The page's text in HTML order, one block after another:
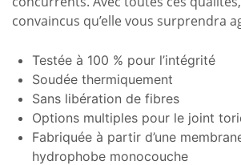
convaincus qu’elle vous surprendra
Testée à 100 % pour l’intégrité
Soudée thermiquement
Sans libération de fibres
Options multiples pour le joint
Fabriquée à partir d’une
hydrophobe monocouche